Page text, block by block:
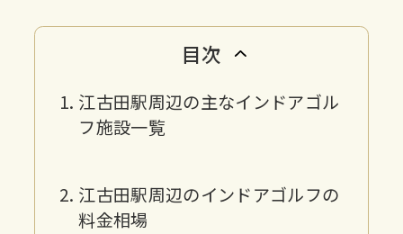
目次
江古田駅周辺の主なインドアゴル
フ施設一覧
江古田駅周辺のインドアゴルフの
料金相場